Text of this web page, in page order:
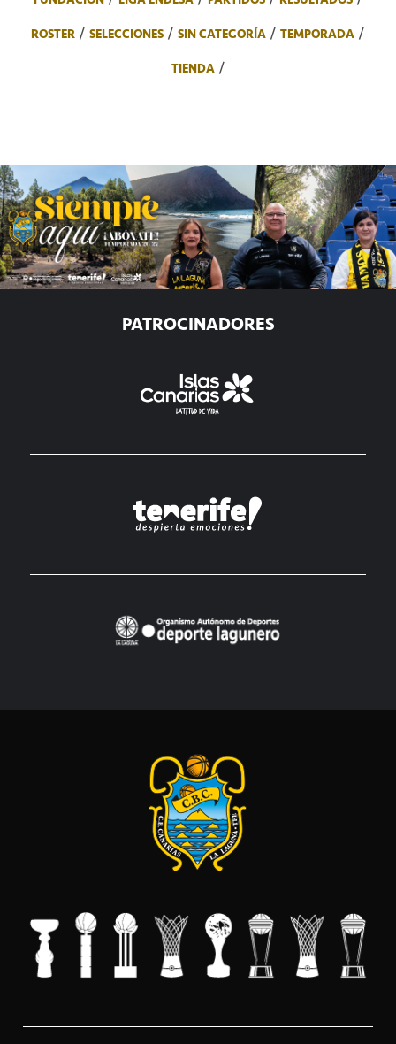
ROSTER
SELECCIONES SIN CATEGORÍA
TEMPORADA
TIENDA
PATROCINADORES